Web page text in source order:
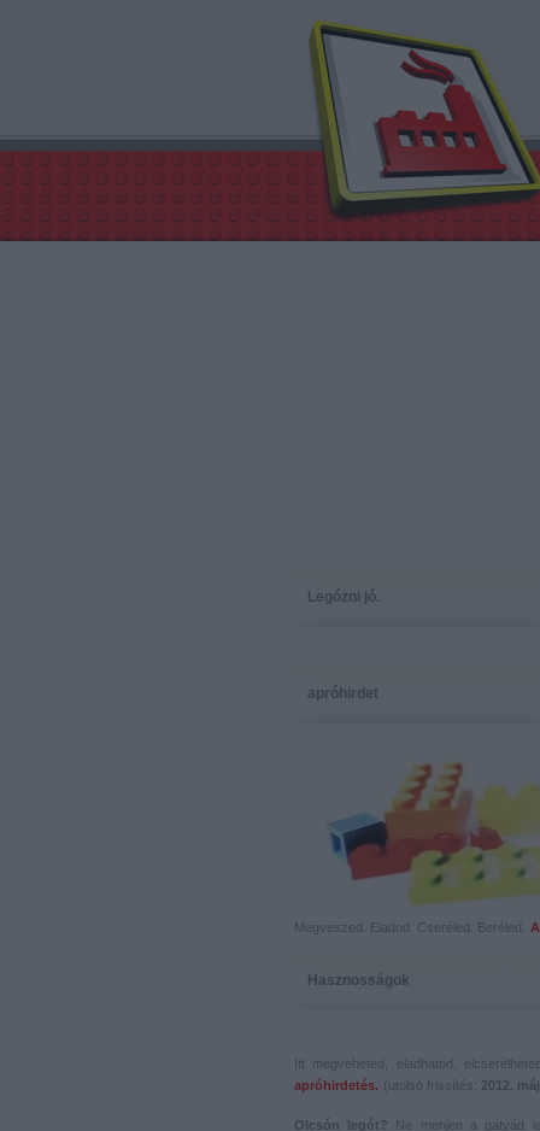
Legózni jó.
apróhirdet
Megveszed. Eladod. Cseréled. Beréled.
Hasznosságok
Itt megveheted, eladhatod,
apróhirdetés. (utolsó frissítés: 2012.
Olcsón legót? Ne menjen a gatyád